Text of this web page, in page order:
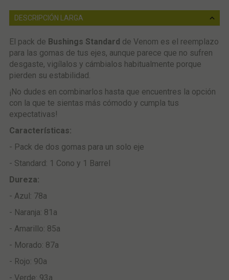
DESCRIPCIÓN LARGA
El pack de Bushings Standard de Venom es el reemplazo
para las gomas de tus ejes, aunque parece que no sufren
desgaste, vigílalos y cámbialos habitualmente porque
pierden su estabilidad.
¡No dudes en combinarlos hasta que encuentres la opción
con la que te sientas más cómodo y cumpla tus
expectativas!
Características:
- Pack de dos gomas para un solo eje
- Standard: 1 Cono y 1 Barrel
Dureza:
- Azul: 78a
- Naranja: 81a
- Amarillo: 85a
- Morado: 87a
- Rojo: 90a
- Verde: 93a